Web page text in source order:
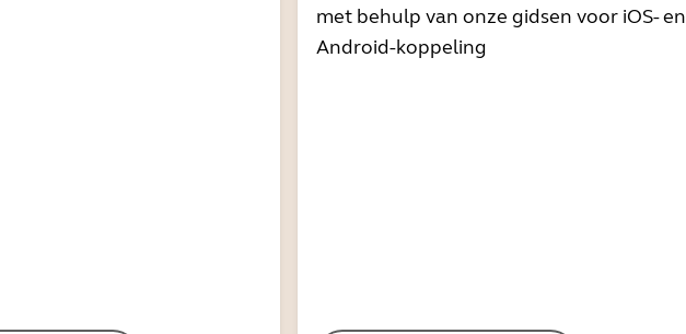
met behulp van onze gidsen voor iOS- en
Android-koppeling